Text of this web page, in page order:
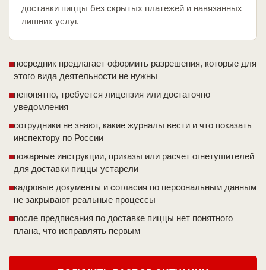
доставки пиццы без скрытых платежей и навязанных
лишних услуг.
посредник предлагает оформить разрешения, которые для
этого вида деятельности не нужны
непонятно, требуется лицензия или достаточно
уведомления
сотрудники не знают, какие журналы вести и что показать
инспектору по России
пожарные инструкции, приказы или расчет огнетушителей
для доставки пиццы устарели
кадровые документы и согласия по персональным данным
не закрывают реальные процессы
после предписания по доставке пиццы нет понятного
плана, что исправлять первым